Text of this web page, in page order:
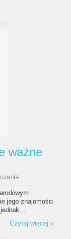
ważne
jego znajomości
Czytaj więcej »